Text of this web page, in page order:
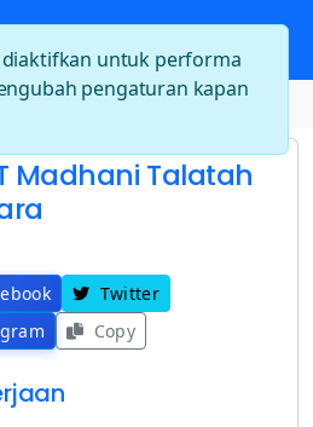
Talatah Nusantara
Madhani Talatah
Twitter
Copy
untuk performa
pengaturan kapan